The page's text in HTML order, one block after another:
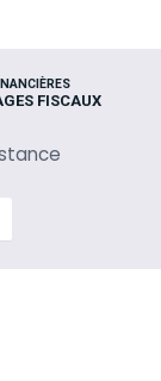
FISCAUX